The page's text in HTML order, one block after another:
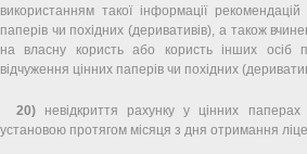
використанням такої інформації
паперів чи похідних (деривативів), а також
на власну користь або користь інших осіб
відчуження цінних паперів чи похідних
20) невідкриття рахунку у цінних
установою протягом місяця з дня отримання